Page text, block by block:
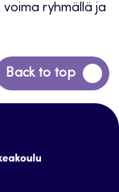
ryhmällä ja
Back to top
Siirry
takaisin